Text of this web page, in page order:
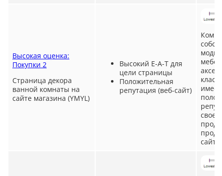
Высокая оценка:
Покупки 2
Страница декора
ванной комнаты на
сайте магазина (YMYL)
Высокий E-A-T для
цели страницы
Положительная
репутация (веб-сайт)
имеет